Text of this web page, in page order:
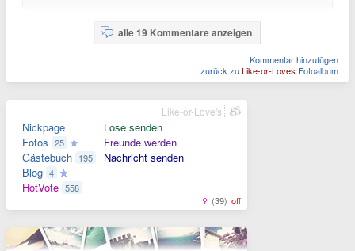
alle 19 Kommentare anzeigen
Kommentar hinzufügen
zurück zuLike-or-Loves Fotoalbum
Nickpage
Fotos 25
Gästebuch 195
Blog 4
HotVote 558
Lose senden
Freunde werden
Nachricht senden
(39) off
Like-or-Love's